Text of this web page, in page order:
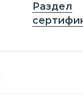
Раздел